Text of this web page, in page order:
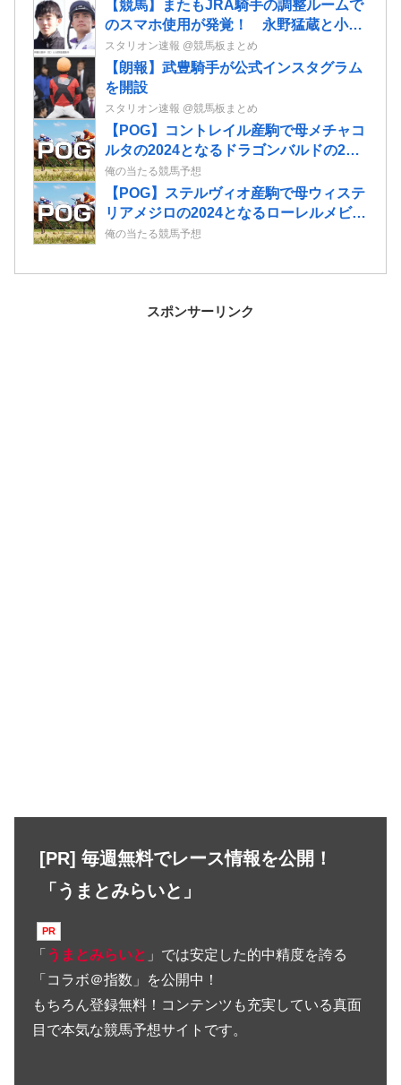
【競馬】またもJRA騎手の調整ルームで
のスマホ使用が発覚！ 永野猛蔵と小林
勝太が8日から騎乗停止に
スタリオン速報 @競馬板まとめ
【朗報】武豊騎手が公式インスタグラム
を開設
スタリオン速報 @競馬板まとめ
【POG】コントレイル産駒で母メチャコ
ルタの2024となるドラゴンバルドの2歳
情報
俺の当たる競馬予想
【POG】ステルヴィオ産駒で母ウィステ
リアメジロの2024となるローレルメビウ
スの2歳情報
俺の当たる競馬予想
スポンサーリンク
[PR] 毎週無料でレース情報を公開！
「うまとみらいと」
「 うまとみらいと 」では安定した的中精度を誇る
「コラボ＠指数」を公開中！
もちろん登録無料！コンテンツも充実している真面
目で本気な競馬予想サイトです。